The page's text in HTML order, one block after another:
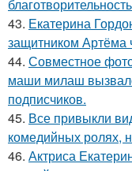
43. Екатерина
защитником Артёма
44. Совместное
маши милаш
подписчиков.
45. Все привыкли
комедийных ролях,
46. Актриса